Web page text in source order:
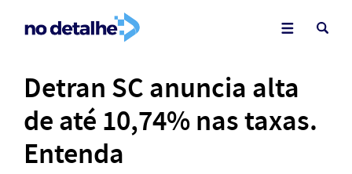
Detran SC anuncia alta
de até 10,74% nas taxas.
Entenda